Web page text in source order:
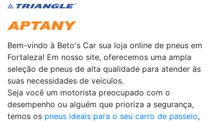
Bem-vindo à Beto's Car sua loja online de pneus em
Fortaleza! Em nosso site, oferecemos uma ampla
seleção de pneus de alta qualidade para atender às
suas necessidades de veículos.
Seja você um motorista preocupado com o
desempenho ou alguém que prioriza a segurança,
temos os pneus ideais para o seu carro de passeio,